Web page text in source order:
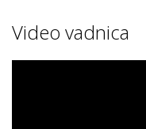
Video vadnica